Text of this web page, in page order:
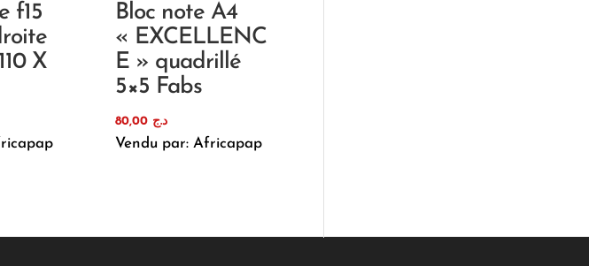
f15
X
Bloc note A4
« EXCELLENC
E » quadrillé
5×5 Fabs
د.ج
Vendu par: Africapap